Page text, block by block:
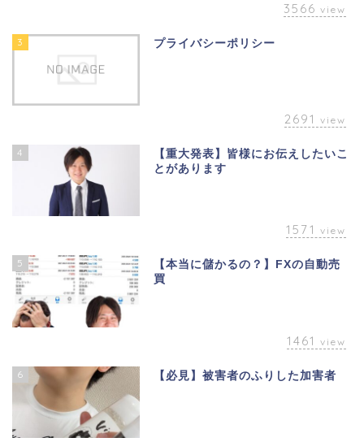
3566 view
3 プライバシーポリシー
2691 view
4
【重大発表】皆様にお伝えしたいこ
とがあります
1571 view
5
【本当に儲かるの？】FXの自動売
買
1461 view
6 【必見】被害者のふりした加害者